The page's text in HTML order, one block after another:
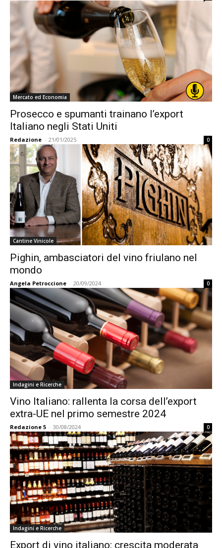
Mercato ed Economia
Prosecco e spumanti trainano l’export
Italiano negli Stati Uniti
Redazione - 21/01/2025 0
Cantine Vinicole
Pighin, ambasciatori del vino friulano nel
mondo
Angela Petroccione - 20/09/2024 0
Indagini e Ricerche
Vino Italiano: rallenta la corsa dell’export
extra-UE nel primo semestre 2024
Redazione 5 - 30/08/2024 0
Indagini e Ricerche
Export di vino italiano: crescita moderata